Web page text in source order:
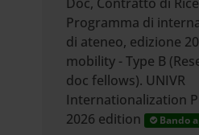
Programma di
di ateneo, edizione
mobility - Type B
doc fellows). UNIVR
Internationalization
2026 edition
Bando